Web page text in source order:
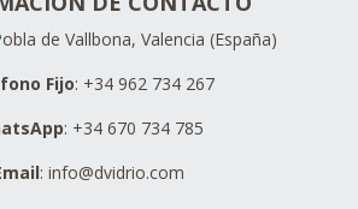
de Vallbona, Valencia (España)
Fijo: +34 962 734 267
: +34 670 734 785
: info@dvidrio.com